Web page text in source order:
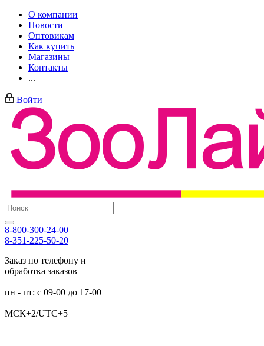
О компании
Новости
Оптовикам
Как купить
Магазины
Контакты
...
Войти
8-800-300-24-00
8-351-225-50-20
Заказ по телефону и
обработка заказов
пн - пт: с 09-00 до 17-00
МСК+2/UTC+5